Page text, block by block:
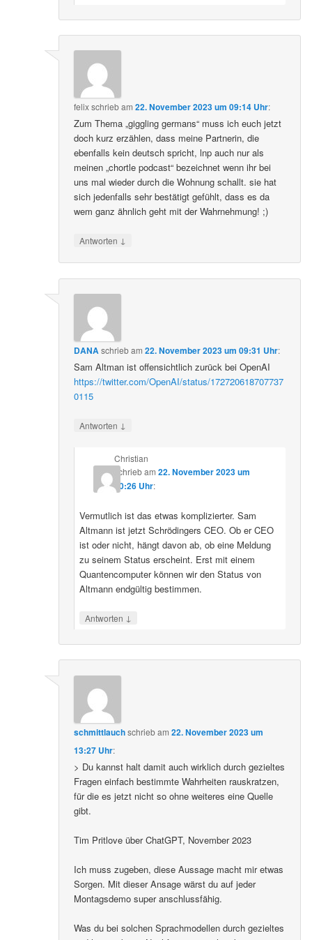
felixschriebam22. November 2023 um 09:14 Uhr:
Zum Thema „giggling germans“ muss ich euch jetzt
doch kurz erzählen, dass meine Partnerin, die
ebenfalls kein deutsch spricht, lnp auch nur als
meinen „chortle podcast“ bezeichnet wenn ihr bei
uns mal wieder durch die Wohnung schallt. sie hat
sich jedenfalls sehr bestätigt gefühlt, dass es da
wem ganz ähnlich geht mit der Wahrnehmung! ;)
Antworten ↓
DANAschriebam22. November 2023 um 09:31 Uhr:
Sam Altman ist offensichtlich zurück bei OpenAI
https://twitter.com/OpenAI/status/172720618707737
0115
Antworten ↓
Christian
schriebam 22. November 2023 um
10:26 Uhr:
Vermutlich ist das etwas komplizierter. Sam
Altmann ist jetzt Schrödingers CEO. Ob er CEO
ist oder nicht, hängt davon ab, ob eine Meldung
zu seinem Status erscheint. Erst mit einem
Quantencomputer können wir den Status von
Altmann endgültig bestimmen.
Antworten ↓
schmittlauchschriebam22. November 2023 um
13:27 Uhr:
> Du kannst halt damit auch wirklich durch gezieltes
Fragen einfach bestimmte Wahrheiten rauskratzen,
für die es jetzt nicht so ohne weiteres eine Quelle
gibt.
Tim Pritlove über ChatGPT, November 2023
Ich muss zugeben, diese Aussage macht mir etwas
Sorgen. Mit dieser Ansage wärst du auf jeder
Montagsdemo super anschlussfähig.
Was du bei solchen Sprachmodellen durch gezieltes